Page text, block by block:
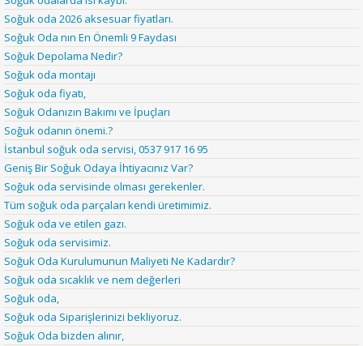
Soğuk oda 2026 aksesuar fiyatları.
Soğuk Oda nın En Önemli 9 Faydası
Soğuk Depolama Nedir?
Soğuk oda montajı
Soğuk oda fiyatı,
Soğuk Odanızın Bakımı ve İpuçları
Soğuk odanın önemi.?
İstanbul soğuk oda servisi, 0537 917 16 95
Geniş Bir Soğuk Odaya İhtiyacınız Var?
Soğuk oda servisinde olması gerekenler.
Tüm soğuk oda parçaları kendi üretimimiz.
Soğuk oda ve etilen gazı.
Soğuk oda servisimiz.
Soğuk Oda Kurulumunun Maliyeti Ne Kadardır?
Soğuk oda sıcaklık ve nem değerleri
Soğuk oda,
Soğuk oda Siparişlerinizi bekliyoruz.
Soğuk Oda bizden alınır,